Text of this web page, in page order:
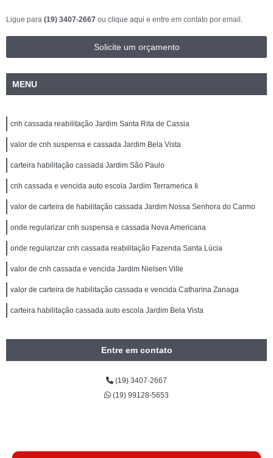
Ligue para (19) 3407-2667 ou clique aqui e entre em contato por email.
Solicite um orçamento
MENU
cnh cassada reabilitação Jardim Santa Rita de Cassia
valor de cnh suspensa e cassada Jardim Bela Vista
carteira habilitação cassada Jardim São Paulo
cnh cassada e vencida auto escola Jardim Terramerica Ii
valor de carteira de habilitação cassada Jardim Nossa Senhora do Carmo
onde regularizar cnh suspensa e cassada Nova Americana
onde regularizar cnh cassada reabilitação Fazenda Santa Lúcia
valor de cnh cassada e vencida Jardim Nielsen Ville
valor de carteira de habilitação cassada e vencida Catharina Zanaga
carteira habilitação cassada auto escola Jardim Bela Vista
Entre em contato
(19) 3407-2667
(19) 99128-5653